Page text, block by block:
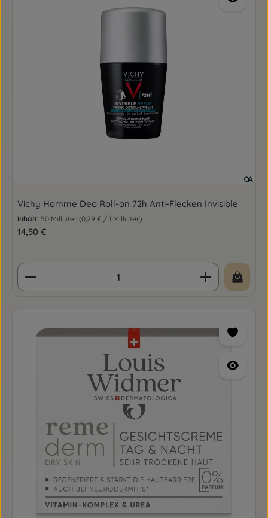
Vichy Homme Deo Roll-on 72h Anti-Flecken Invisible
Inhalt: 50 Milliliter (0,29 € / 1 Milliliter)
Regulärer Preis:
14,50 €
Produkt Anzahl: Gib den gewünschten Wert